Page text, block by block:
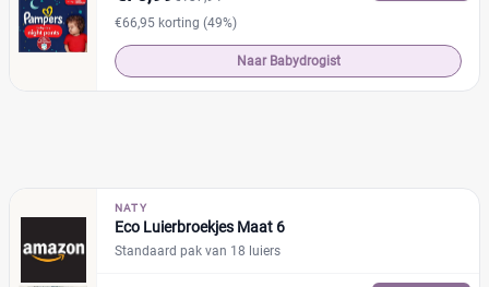
€66,95 korting (49%)
Naar Babydrogist
NATY
Eco Luierbroekjes Maat 6
Standaard pak van 18 luiers